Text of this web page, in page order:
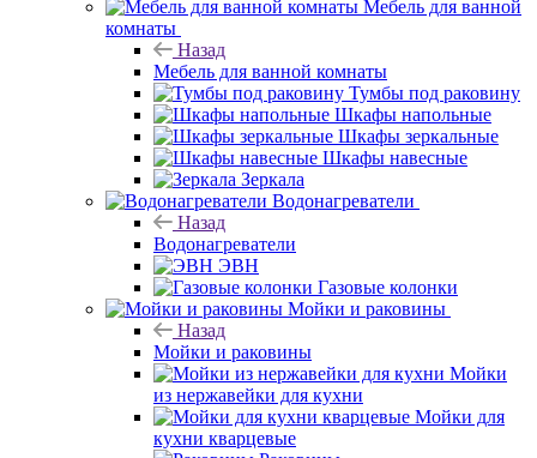
Мебель для ванной
комнаты
Назад
Мебель для ванной комнаты
Тумбы под раковину
Шкафы напольные
Шкафы зеркальные
Шкафы навесные
Зеркала
Водонагреватели
Назад
Водонагреватели
ЭВН
Газовые колонки
Мойки и раковины
Назад
Мойки и раковины
Мойки
из нержавейки для кухни
Мойки для
кухни кварцевые